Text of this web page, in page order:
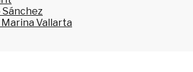
Vallarta